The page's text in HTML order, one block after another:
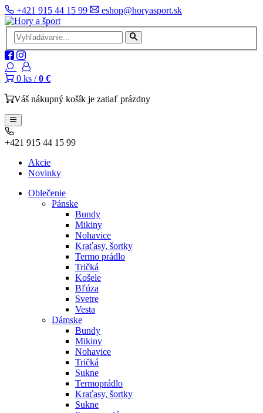
+421 915 44 15 99 eshop@horyasport.sk
0 ks / 0 €
Váš nákupný košík je zatiaľ prázdny
+421 915 44 15 99
Akcie
Novinky
Oblečenie
Pánske
Bundy
Mikiny
Nohavice
Kraťasy, šortky
Termo prádlo
Tričká
Košele
Bľúza
Svetre
Vesta
Dámske
Bundy
Mikiny
Nohavice
Tričká
Sukne
Termoprádlo
Kraťasy, šortky
Sukne